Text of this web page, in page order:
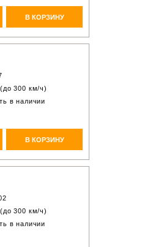
В КОРЗИНУ
300 км/ч)
в наличии
В КОРЗИНУ
300 км/ч)
в наличии